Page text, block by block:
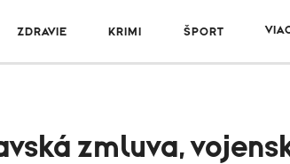
ZDRAVIE KRIMI ŠPORT
zmluva,